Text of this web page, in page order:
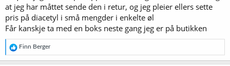
at jeg har måttet sende den i retur, og jeg pleier ellers sette
pris på diacetyl i små mengder i enkelte øl
Får kanskje ta med en boks neste gang jeg er på butikken
R
e
a
Finn Berger